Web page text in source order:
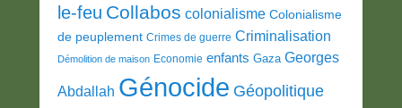
le-feu Collabos colonialisme Colonialisme
de peuplement Crimes de guerre Criminalisation
Démolition de maison Economie enfants Gaza Georges
Abdallah Génocide Géopolitique